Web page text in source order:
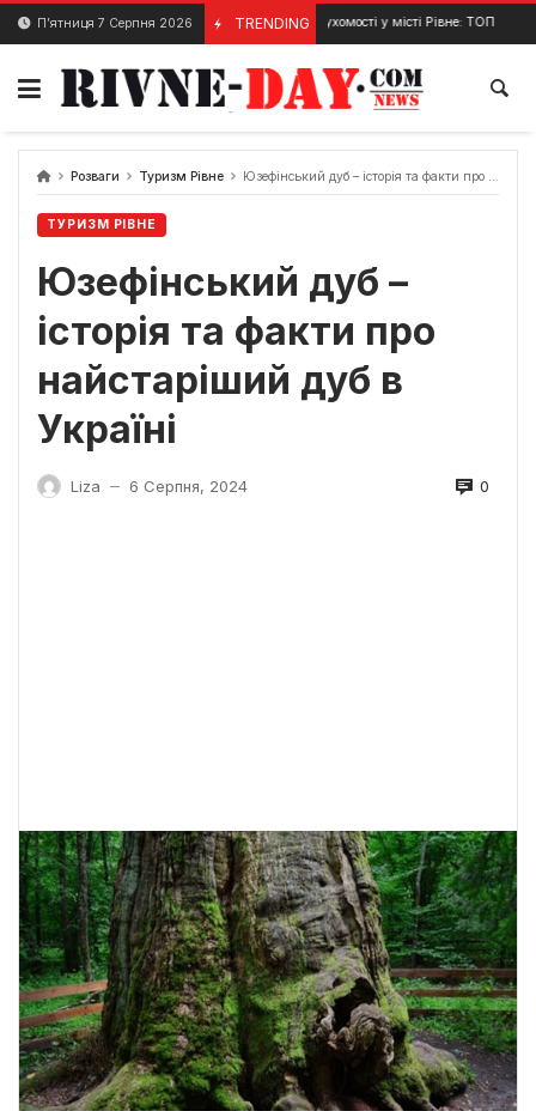
Skip
content
П’ятниця 7 Серпня 2026 TRENDING
27 Грудня, 2023 Агенції нерухомості у місті Рівне: ТОП 5 компаній
Розваги Туризм Рівне Юзефінський дуб – історія та факти про найстаріший дуб в Україні
ТУРИЗМ РІВНЕ
Юзефінський дуб –
історія та факти про
найстаріший дуб в
Україні
Liza — 6 Серпня, 2024 0